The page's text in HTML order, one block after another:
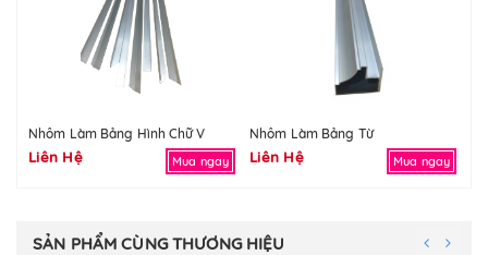
Nhôm Làm Bảng Hình Chữ V
Liên Hệ Mua ngay
Nhôm Làm Bảng Từ
Liên Hệ Mua ngay
SẢN PHẨM CÙNG THƯƠNG HIỆU